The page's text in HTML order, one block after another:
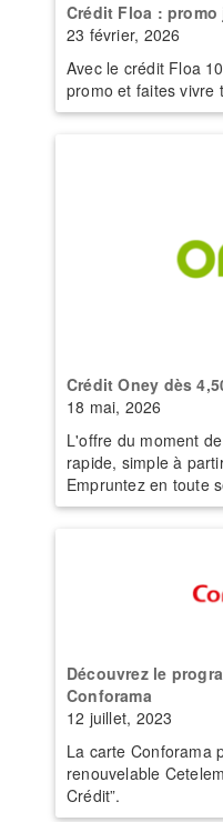
Crédit Floa : promo
23 février, 2026
Avec le crédit Floa
promo et faites vivre
Crédit Oney dès
18 mai, 2026
L'offre du moment
rapide, simple à
Empruntez en toute
Découvrez le
Conforama
12 juillet, 2023
La carte Conforama
renouvelable
Crédit”.